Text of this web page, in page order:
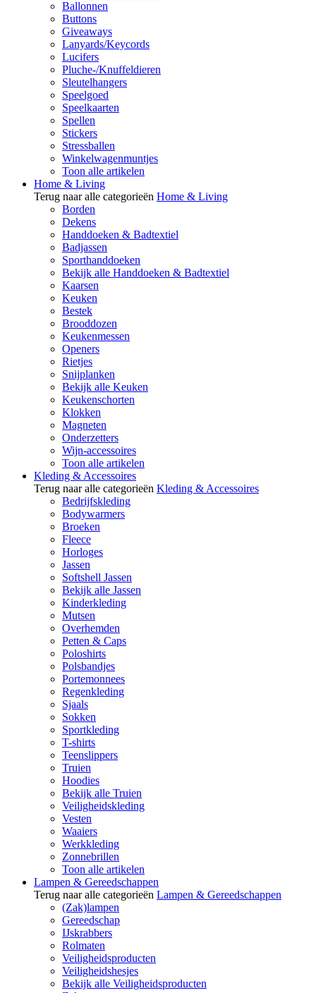
Ballonnen
Buttons
Giveaways
Lanyards/Keycords
Lucifers
Pluche-/Knuffeldieren
Sleutelhangers
Speelgoed
Speelkaarten
Spellen
Stickers
Stressballen
Winkelwagenmuntjes
Toon alle artikelen
Home & Living
Terug naar alle categorieën Home & Living
Borden
Dekens
Handdoeken & Badtextiel
Badjassen
Sporthanddoeken
Bekijk alle Handdoeken & Badtextiel
Kaarsen
Keuken
Bestek
Brooddozen
Keukenmessen
Openers
Rietjes
Snijplanken
Bekijk alle Keuken
Keukenschorten
Klokken
Magneten
Onderzetters
Wijn-accessoires
Toon alle artikelen
Kleding & Accessoires
Terug naar alle categorieën Kleding & Accessoires
Bedrijfskleding
Bodywarmers
Broeken
Fleece
Horloges
Jassen
Softshell Jassen
Bekijk alle Jassen
Kinderkleding
Mutsen
Overhemden
Petten & Caps
Poloshirts
Polsbandjes
Portemonnees
Regenkleding
Sjaals
Sokken
Sportkleding
T-shirts
Teenslippers
Truien
Hoodies
Bekijk alle Truien
Veiligheidskleding
Vesten
Waaiers
Werkkleding
Zonnebrillen
Toon alle artikelen
Lampen & Gereedschappen
Terug naar alle categorieën Lampen & Gereedschappen
(Zak)lampen
Gereedschap
IJskrabbers
Rolmaten
Veiligheidsproducten
Veiligheidshesjes
Bekijk alle Veiligheidsproducten